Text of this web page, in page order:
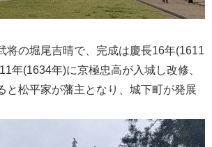
将の堀尾吉晴で、完成は慶長16年(1611
年(1634年)に京極忠高が入城し改修、
と松平家が藩主となり、城下町が発展